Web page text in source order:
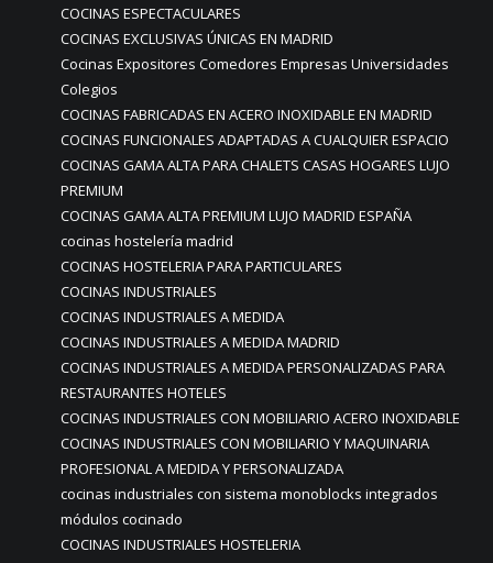
COCINAS ESPECTACULARES
COCINAS EXCLUSIVAS ÚNICAS EN MADRID
Cocinas Expositores Comedores Empresas Universidades
Colegios
COCINAS FABRICADAS EN ACERO INOXIDABLE EN MADRID
COCINAS FUNCIONALES ADAPTADAS A CUALQUIER ESPACIO
COCINAS GAMA ALTA PARA CHALETS CASAS HOGARES LUJO
PREMIUM
COCINAS GAMA ALTA PREMIUM LUJO MADRID ESPAÑA
cocinas hostelería madrid
COCINAS HOSTELERIA PARA PARTICULARES
COCINAS INDUSTRIALES
COCINAS INDUSTRIALES A MEDIDA
COCINAS INDUSTRIALES A MEDIDA MADRID
COCINAS INDUSTRIALES A MEDIDA PERSONALIZADAS PARA
RESTAURANTES HOTELES
COCINAS INDUSTRIALES CON MOBILIARIO ACERO INOXIDABLE
COCINAS INDUSTRIALES CON MOBILIARIO Y MAQUINARIA
PROFESIONAL A MEDIDA Y PERSONALIZADA
cocinas industriales con sistema monoblocks integrados
módulos cocinado
COCINAS INDUSTRIALES HOSTELERIA